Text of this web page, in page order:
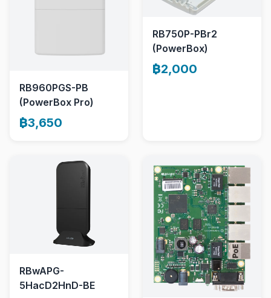
RB960PGS-PB
(PowerBox Pro)
฿3,650
RB750P-PBr2
(PowerBox)
฿2,000
RBwAPG-
5HacD2HnD-BE